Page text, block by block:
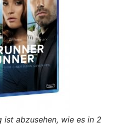
abzusehen, wie es in 2